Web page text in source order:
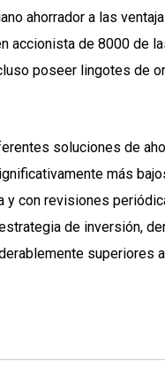
ahorrador a las
accionista de 8000 de
poseer lingotes de
soluciones de
más
y con revisiones
de inversión,
superiores